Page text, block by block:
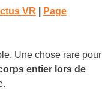
VR
Page
Une chose rare pour
entier lors de